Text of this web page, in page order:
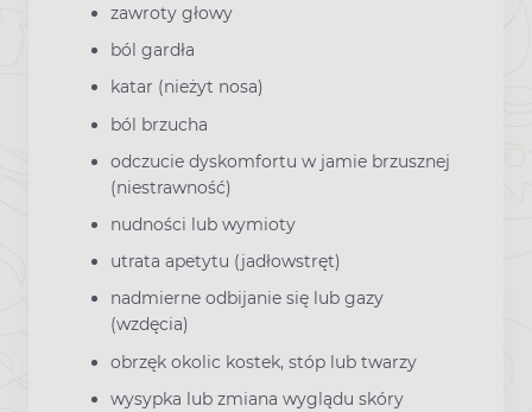
zawroty głowy
ból gardła
katar (nieżyt nosa)
ból brzucha
odczucie dyskomfortu w jamie brzusznej
(niestrawność)
nudności lub wymioty
utrata apetytu (jadłowstręt)
nadmierne odbijanie się lub gazy
(wzdęcia)
obrzęk okolic kostek, stóp lub twarzy
wysypka lub zmiana wyglądu skóry